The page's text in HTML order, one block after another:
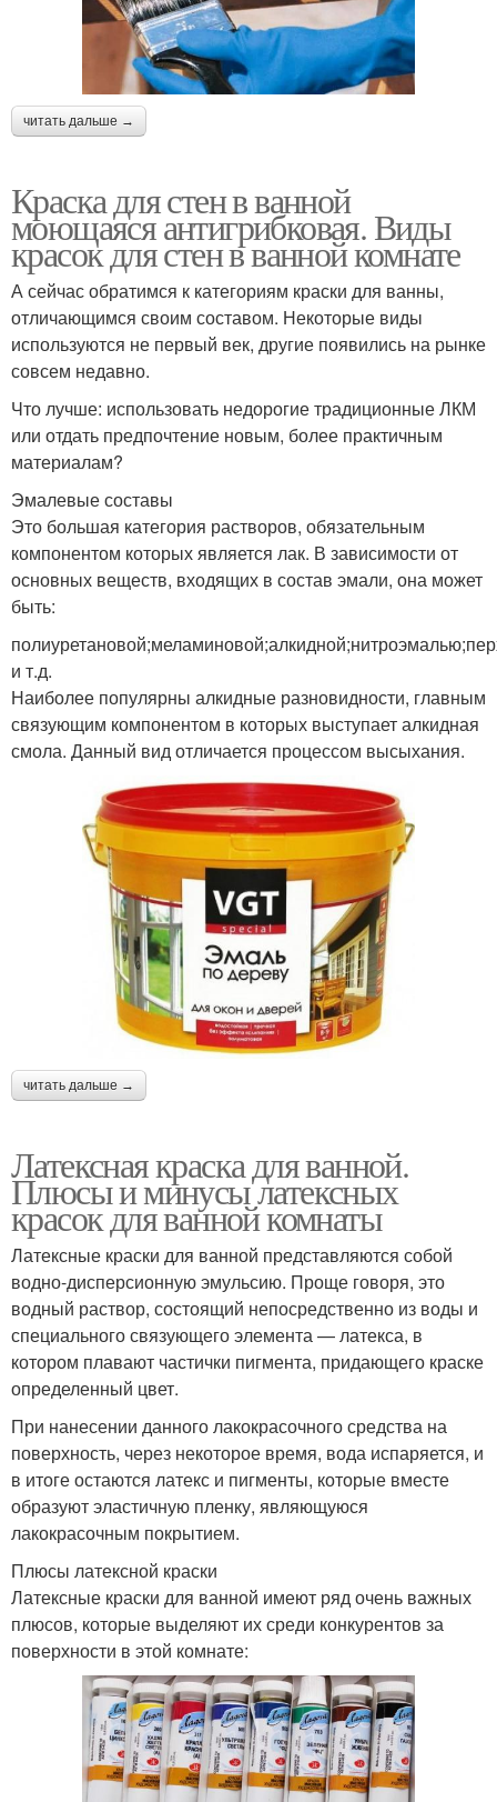
читать дальше →
Краска для стен в ванной
моющаяся антигрибковая. Виды
красок для стен в ванной комнате
А сейчас обратимся к категориям краски для ванны,
отличающимся своим составом. Некоторые виды
используются не первый век, другие появились на рынке
совсем недавно.
Что лучше: использовать недорогие традиционные ЛКМ
или отдать предпочтение новым, более практичным
материалам?
Эмалевые составы
Это большая категория растворов, обязательным
компонентом которых является лак. В зависимости от
основных веществ, входящих в состав эмали, она может
быть:
и т.д.
Наиболее популярны алкидные разновидности, главным
связующим компонентом в которых выступает алкидная
смола. Данный вид отличается процессом высыхания.
читать дальше →
Латексная краска для ванной.
Плюсы и минусы латексных
красок для ванной комнаты
Латексные краски для ванной представляются собой
водно-дисперсионную эмульсию. Проще говоря, это
водный раствор, состоящий непосредственно из воды и
специального связующего элемента — латекса, в
котором плавают частички пигмента, придающего краске
определенный цвет.
При нанесении данного лакокрасочного средства на
поверхность, через некоторое время, вода испаряется, и
в итоге остаются латекс и пигменты, которые вместе
образуют эластичную пленку, являющуюся
лакокрасочным покрытием.
Плюсы латексной краски
Латексные краски для ванной имеют ряд очень важных
плюсов, которые выделяют их среди конкурентов за
поверхности в этой комнате: